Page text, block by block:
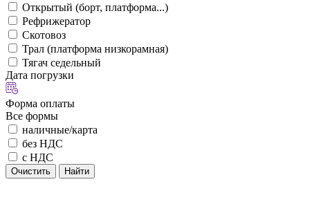
Открытый (борт, платформа...)
Рефрижератор
Скотовоз
Трал (платформа низкорамная)
Тягач седельный
Дата погрузки
Форма оплаты
Все формы
наличные/карта
без НДС
с НДС
Очистить Найти